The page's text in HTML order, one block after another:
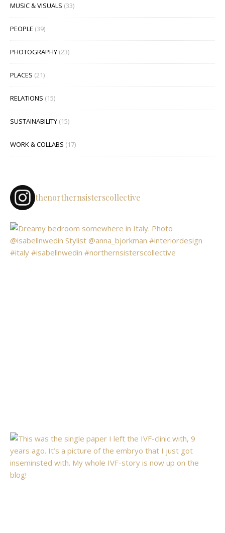
MUSIC & VISUALS (33)
PEOPLE (39)
PHOTOGRAPHY (23)
PLACES (21)
RELATIONS (15)
SUSTAINABILITY (15)
WORK & COLLABS (17)
thenorthernsisterscollective